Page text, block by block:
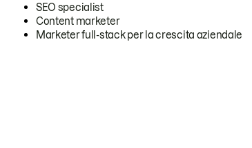
SEO specialist
Content marketer
Marketer full-stack per la crescita aziendale